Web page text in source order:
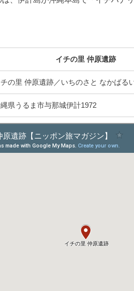
イチの里 仲原遺跡
の里 仲原遺跡／いちのさと なかばる
県うるま市与那城伊計1972